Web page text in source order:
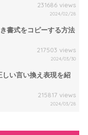
231686 views
2024/02/28
書式をコピーする方法
217503 views
2024/03/30
しい言い換え表現を紹
215817 views
2024/03/28